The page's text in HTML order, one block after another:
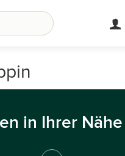
in Ihrer Nähe